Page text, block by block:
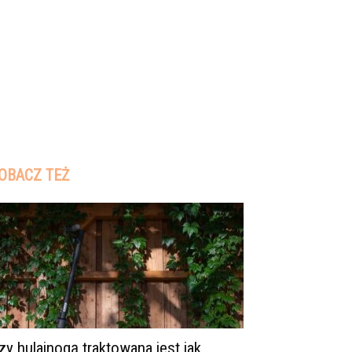
TEŻ
hulajnogą traktowana jest jak